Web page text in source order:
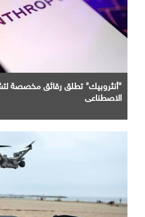
"أنثروبيك" تطلق رقائق مخصصة
الاصطناعي